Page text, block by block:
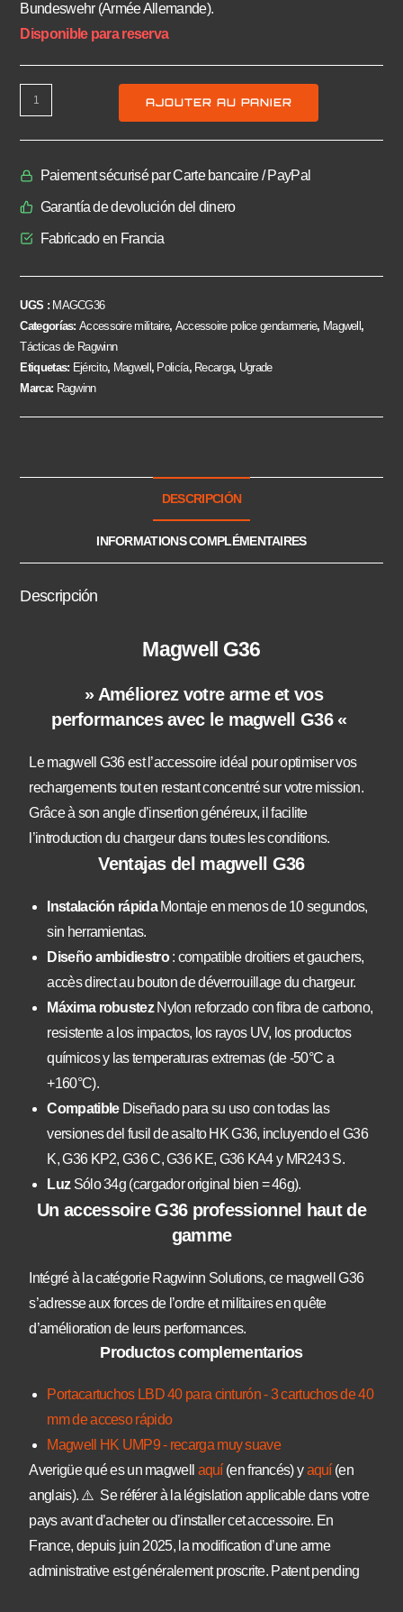
Bundeswehr (Armée Allemande).
Disponible para reserva
AJOUTER AU PANIER
Paiement sécurisé par Carte bancaire / PayPal
Garantía de devolución del dinero
Fabricado en Francia
UGS : MAGCG36
Categorías:Accessoire militaire, Accessoire police gendarmerie, Magwell,
Tácticas de Ragwinn
Etiquetas: Ejército, Magwell, Policía, Recarga, Ugrade
Marca: Ragwinn
DESCRIPCIÓN
INFORMATIONS COMPLÉMENTAIRES
Descripción
Magwell G36
» Améliorez votre arme et vos
performances avec le magwell G36 «
Le magwell G36 est l’accessoire idéal pour optimiser vos
rechargements tout en restant concentré sur votre mission.
Grâce à son angle d’insertion généreux, il facilite
l’introduction du chargeur dans toutes les conditions.
Ventajas del magwell G36
Instalación rápidaMontaje en menos de 10 segundos,
sin herramientas.
Diseño ambidiestro: compatible droitiers et gauchers,
accès direct au bouton de déverrouillage du chargeur.
Máxima robustezNylon reforzado con fibra de carbono,
resistente a los impactos, los rayos UV, los productos
químicos y las temperaturas extremas (de -50°C a
+160°C).
Compatible Diseñado para su uso con todas las
versiones del fusil de asalto HK G36, incluyendo el G36
K, G36 KP2, G36 C, G36 KE, G36 KA4 y MR243 S.
LuzSólo 34g (cargador original bien = 46g).
Un accessoire G36 professionnel haut de
gamme
Intégré à la catégorie Ragwinn Solutions, ce magwell G36
s’adresse aux forces de l’ordre et militaires en quête
d’amélioration de leurs performances.
Productos complementarios
Portacartuchos LBD 40 para cinturón - 3 cartuchos de 40
mm de acceso rápido
Magwell HK UMP9 - recarga muy suave
Averigüe qué es un magwell aquí(en francés) yaquí(en
anglais). ⚠️ Se référer à la législation applicable dans votre
pays avant d’acheter ou d’installer cet accessoire. En
France, depuis juin 2025, la modification d’une arme
administrative est généralement proscrite. Patent pending